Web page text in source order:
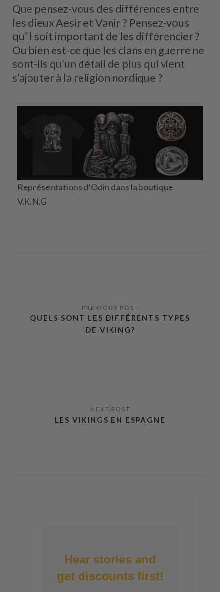
Que pensez-vous des différences entre
les dieux Aesir et Vanir ? Pensez-vous
qu’il soit important de les différencier ?
Ou bien est-ce que les clans en guerre ne
sont-ils qu’un détail de plus qui vient
s’ajouter à la religion nordique ?
Représentations d’Odin dans la boutique
V.K.N.G
QUELS SONT LES DIFFÉRENTS TYPES
DE VIKING?
LES VIKINGS EN ESPAGNE
Hear stories and
get discounts first!